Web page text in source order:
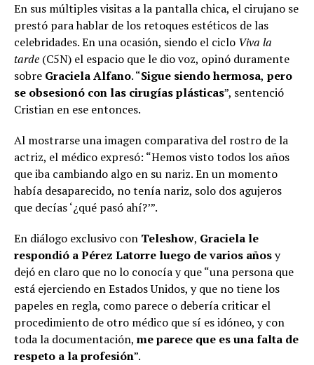
En sus múltiples visitas a la pantalla chica, el cirujano se
prestó para hablar de los retoques estéticos de las
celebridades. En una ocasión, siendo el ciclo Viva la
tarde (C5N) el espacio que le dio voz, opinó duramente
sobre Graciela Alfano. “Sigue siendo hermosa, pero
se obsesionó con las cirugías plásticas”, sentenció
Cristian en ese entonces.
Al mostrarse una imagen comparativa del rostro de la
actriz, el médico expresó: “Hemos visto todos los años
que iba cambiando algo en su nariz. En un momento
había desaparecido, no tenía nariz, solo dos agujeros
que decías ‘¿qué pasó ahí?’”.
En diálogo exclusivo con Teleshow, Graciela le
respondió a Pérez Latorre luego de varios añosy
dejó en claro que no lo conocía y que “una persona que
está ejerciendo en Estados Unidos, y que no tiene los
papeles en regla, como parece o debería criticar el
procedimiento de otro médico que sí es idóneo, y con
toda la documentación, me parece que es una falta de
respeto a la profesión”.